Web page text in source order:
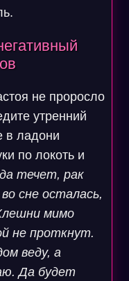
не проросло
утренний
в ладони
по локоть и
течет, рак
сне осталась,
мимо
не проткнут.
веду, а
Да будет